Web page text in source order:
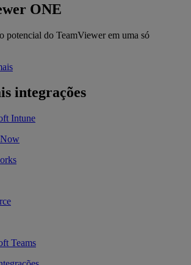
ONE
potencial do TeamViewer em uma só
integrações
Intune
Teams